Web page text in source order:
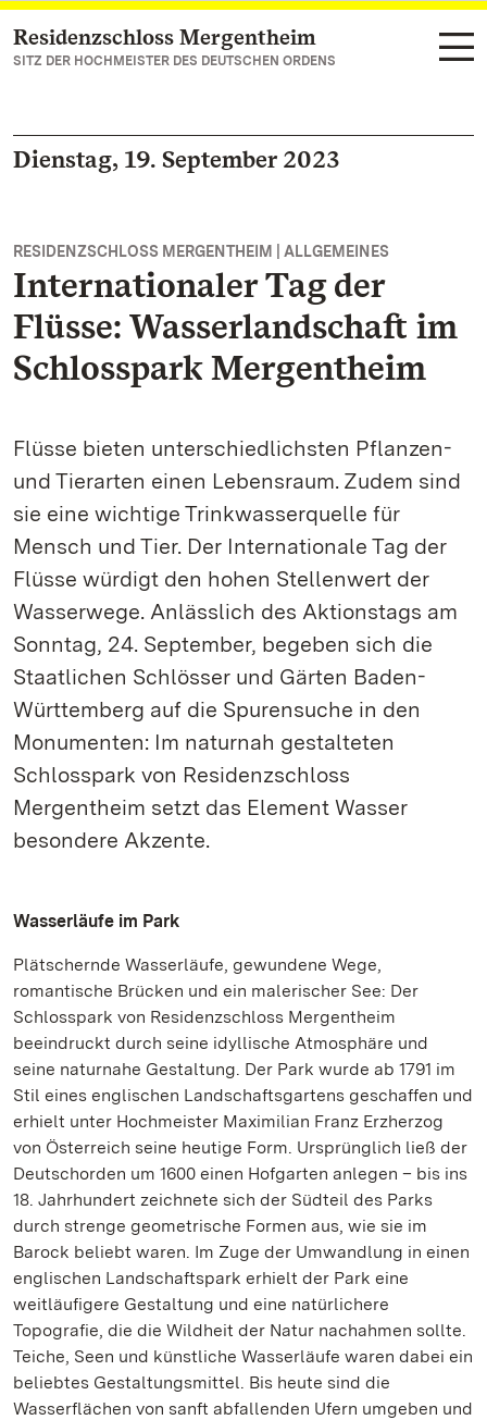
Zum Hauptinhalt springen
Residenzschloss Mergentheim
SITZ DER HOCHMEISTER DES DEUTSCHEN ORDENS
Dienstag, 19. September 2023
RESIDENZSCHLOSS MERGENTHEIM | ALLGEMEINES
Internationaler Tag der
Flüsse: Wasserlandschaft im
Schlosspark Mergentheim
Flüsse bieten unterschiedlichsten Pflanzen-
und Tierarten einen Lebensraum. Zudem sind
sie eine wichtige Trinkwasserquelle für
Mensch und Tier. Der Internationale Tag der
Flüsse würdigt den hohen Stellenwert der
Wasserwege. Anlässlich des Aktionstags am
Sonntag, 24. September, begeben sich die
Staatlichen Schlösser und Gärten Baden-
Württemberg auf die Spurensuche in den
Monumenten: Im naturnah gestalteten
Schlosspark von Residenzschloss
Mergentheim setzt das Element Wasser
besondere Akzente.
Wasserläufe im Park
Plätschernde Wasserläufe, gewundene Wege,
romantische Brücken und ein malerischer See: Der
Schlosspark von Residenzschloss Mergentheim
beeindruckt durch seine idyllische Atmosphäre und
seine naturnahe Gestaltung. Der Park wurde ab 1791 im
Stil eines englischen Landschaftsgartens geschaffen und
erhielt unter Hochmeister Maximilian Franz Erzherzog
von Österreich seine heutige Form. Ursprünglich ließ der
Deutschorden um 1600 einen Hofgarten anlegen – bis ins
18. Jahrhundert zeichnete sich der Südteil des Parks
durch strenge geometrische Formen aus, wie sie im
Barock beliebt waren. Im Zuge der Umwandlung in einen
englischen Landschaftspark erhielt der Park eine
weitläufigere Gestaltung und eine natürlichere
Topografie, die die Wildheit der Natur nachahmen sollte.
Teiche, Seen und künstliche Wasserläufe waren dabei ein
beliebtes Gestaltungsmittel. Bis heute sind die
Wasserflächen von sanft abfallenden Ufern umgeben und